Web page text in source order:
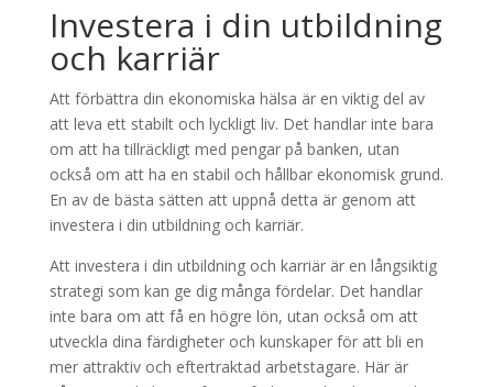
Investera i din utbildning
och karriär
Att förbättra din ekonomiska hälsa är en viktig del av
att leva ett stabilt och lyckligt liv. Det handlar inte bara
om att ha tillräckligt med pengar på banken, utan
också om att ha en stabil och hållbar ekonomisk grund.
En av de bästa sätten att uppnå detta är genom att
investera i din utbildning och karriär.
Att investera i din utbildning och karriär är en långsiktig
strategi som kan ge dig många fördelar. Det handlar
inte bara om att få en högre lön, utan också om att
utveckla dina färdigheter och kunskaper för att bli en
mer attraktiv och eftertraktad arbetstagare. Här är